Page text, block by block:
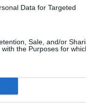
Data for Targeted
Sale, and/or
the Purposes for
queira
igualmente
construir quatro